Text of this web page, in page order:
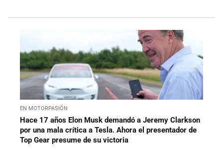
EN MOTORPASIÓN
Hace 17 años Elon Musk demandó a Jeremy Clarkson
por una mala crítica a Tesla. Ahora el presentador de
Top Gear presume de su victoria